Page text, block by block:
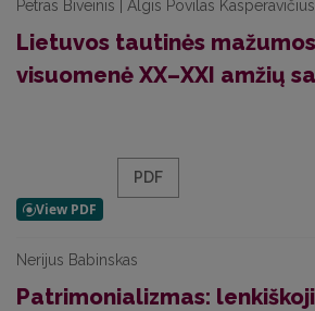
Petras Biveinis | Algis Povilas Kasperavičius
Lietuvos tautinės
visuomenė XX–XXI amžių
PDF
Nerijus Babinskas
Patrimonializmas: